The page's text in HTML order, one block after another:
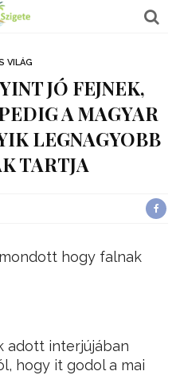
VILÁG
JÓ FEJNEK,
A MAGYAR
LEGNAGYOBB
TARTJA
hogy falnak
adott interjújában
hogy it godol a mai